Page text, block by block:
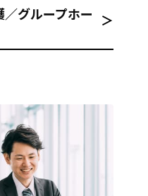
グループホー ＞